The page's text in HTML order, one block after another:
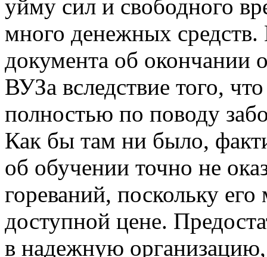
уйму сил и свободного
много денежных
документа об окончании
ВУЗа вследствие того,
полностью по поводу
Как бы там ни было,
об обучении точно не
гореваний, поскольку
доступной цене.
в надежную организацию,